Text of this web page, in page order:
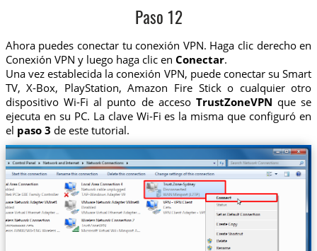
Paso 12
Ahora puedes conectar tu conexión VPN. Haga clic derecho en
Conexión VPN y luego haga clic en Conectar.
Una vez establecida la conexión VPN, puede conectar su Smart
TV, X-Box, PlayStation, Amazon Fire Stick o cualquier otro
dispositivo Wi-Fi al punto de acceso TrustZoneVPN que se
ejecuta en su PC. La clave Wi-Fi es la misma que configuró en
el paso 3 de este tutorial.